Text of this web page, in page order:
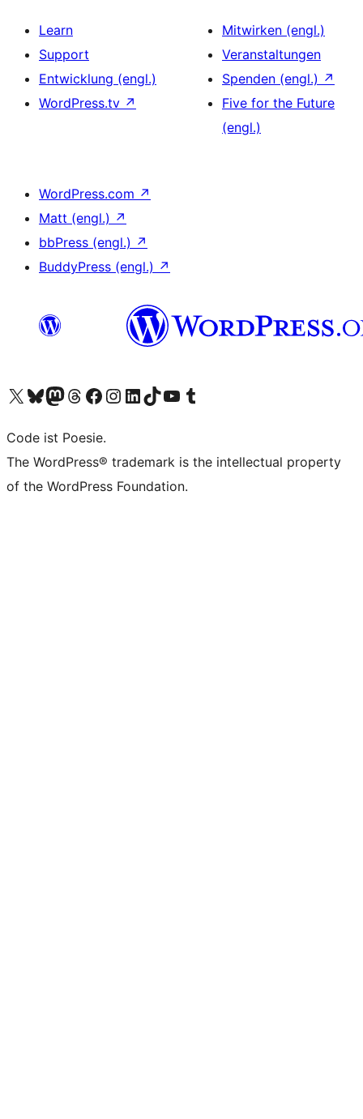
Learn
Support
Entwicklung (engl.)
WordPress.tv ↗
Mitwirken (engl.)
Veranstaltungen
Spenden (engl.) ↗
Five for the Future
(engl.)
WordPress.com ↗
Matt (engl.) ↗
bbPress (engl.) ↗
BuddyPress (engl.) ↗
Unser X-Konto (früher Twitter) besuchen
Unser Bluesky-Konto besuchen
Unser Mastodon-Konto besuchen
Unser Threads-Konto besuchen
Unsere Facebook-Seite besuchen
Unser Instagram-Konto besuchen
Unser LinkedIn-Konto besuchen
Unser TikTok-Konto besuchen
Unseren YouTube-Kanal besuchen
Unser Tumblr-Konto besuchen
Code ist Poesie.
The WordPress® trademark is the intellectual property
of the WordPress Foundation.